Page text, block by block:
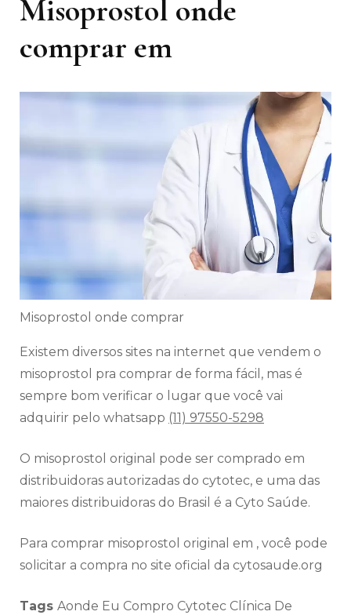
Misoprostol onde
comprar em
Misoprostol onde comprar
Existem diversos sites na internet que vendem o
misoprostol pra comprar de forma fácil, mas é
sempre bom verificar o lugar que você vai
adquirir pelo whatsapp (11) 97550-5298
O misoprostol original pode ser comprado em
distribuidoras autorizadas do cytotec, e uma das
maiores distribuidoras do Brasil é a Cyto Saúde.
Para comprar misoprostol original em , você pode
solicitar a compra no site oficial da cytosaude.org
Tags Aonde Eu Compro Cytotec Clínica De